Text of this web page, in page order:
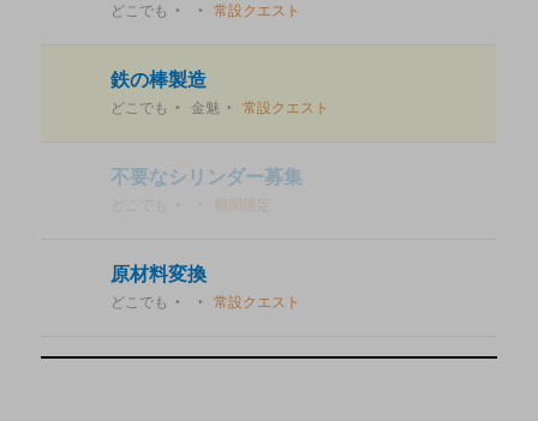
どこでも 常設クエスト
鉄の棒製造
どこでも 金魅 常設クエスト
不要なシリンダー募集
期間限定
原材料変換
どこでも 常設クエスト